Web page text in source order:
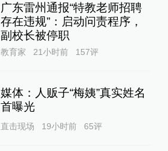
广东雷州通报“特教老师招聘
存在违规”：启动问责程序，
副校长被停职
教育家 21小时前 157评
媒体：人贩子“梅姨”真实姓名
首曝光
直击现场 19小时前 65评